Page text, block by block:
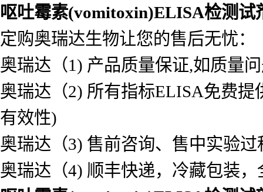
细菌等各种类型的样本
奥瑞达 5) 可检测指标品种齐全:蛋
奥瑞达 6) 价格优惠，量大从优
奥瑞达 7) 支持定制，可定制您需
呕吐霉素(vomitoxin)ELISA检测试
定购奥瑞达生物让您的售后无忧：
奥瑞达（1) 产品质量保证,如质量